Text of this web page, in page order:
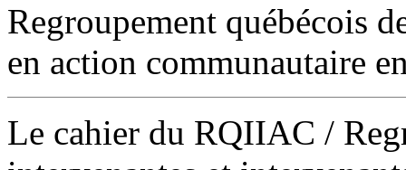
Regroupement québécois
en action communautaire
Le cahier du RQIIAC /